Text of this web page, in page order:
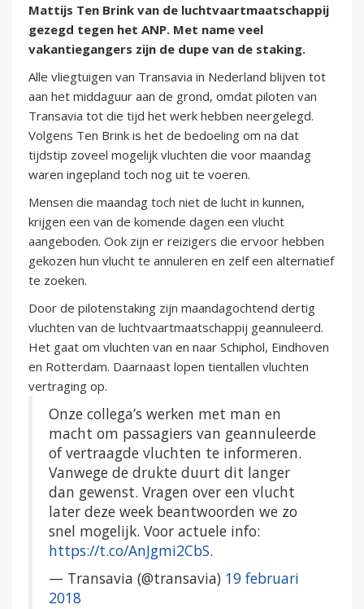
Mattijs Ten Brink van de luchtvaartmaatschappij
gezegd tegen het ANP. Met name veel
vakantiegangers zijn de dupe van de staking.
Alle vliegtuigen van Transavia in Nederland blijven tot
aan het middaguur aan de grond, omdat piloten van
Transavia tot die tijd het werk hebben neergelegd.
Volgens Ten Brink is het de bedoeling om na dat
tijdstip zoveel mogelijk vluchten die voor maandag
waren ingepland toch nog uit te voeren.
Mensen die maandag toch niet de lucht in kunnen,
krijgen een van de komende dagen een vlucht
aangeboden. Ook zijn er reizigers die ervoor hebben
gekozen hun vlucht te annuleren en zelf een alternatief
te zoeken.
Door de pilotenstaking zijn maandagochtend dertig
vluchten van de luchtvaartmaatschappij geannuleerd.
Het gaat om vluchten van en naar Schiphol, Eindhoven
en Rotterdam. Daarnaast lopen tientallen vluchten
vertraging op.
Onze collega’s werken met man en
macht om passagiers van geannuleerde
of vertraagde vluchten te informeren.
Vanwege de drukte duurt dit langer
dan gewenst. Vragen over een vlucht
later deze week beantwoorden we zo
snel mogelijk. Voor actuele info:
https://t.co/AnJgmi2CbS.
— Transavia (@transavia) 19 februari
2018